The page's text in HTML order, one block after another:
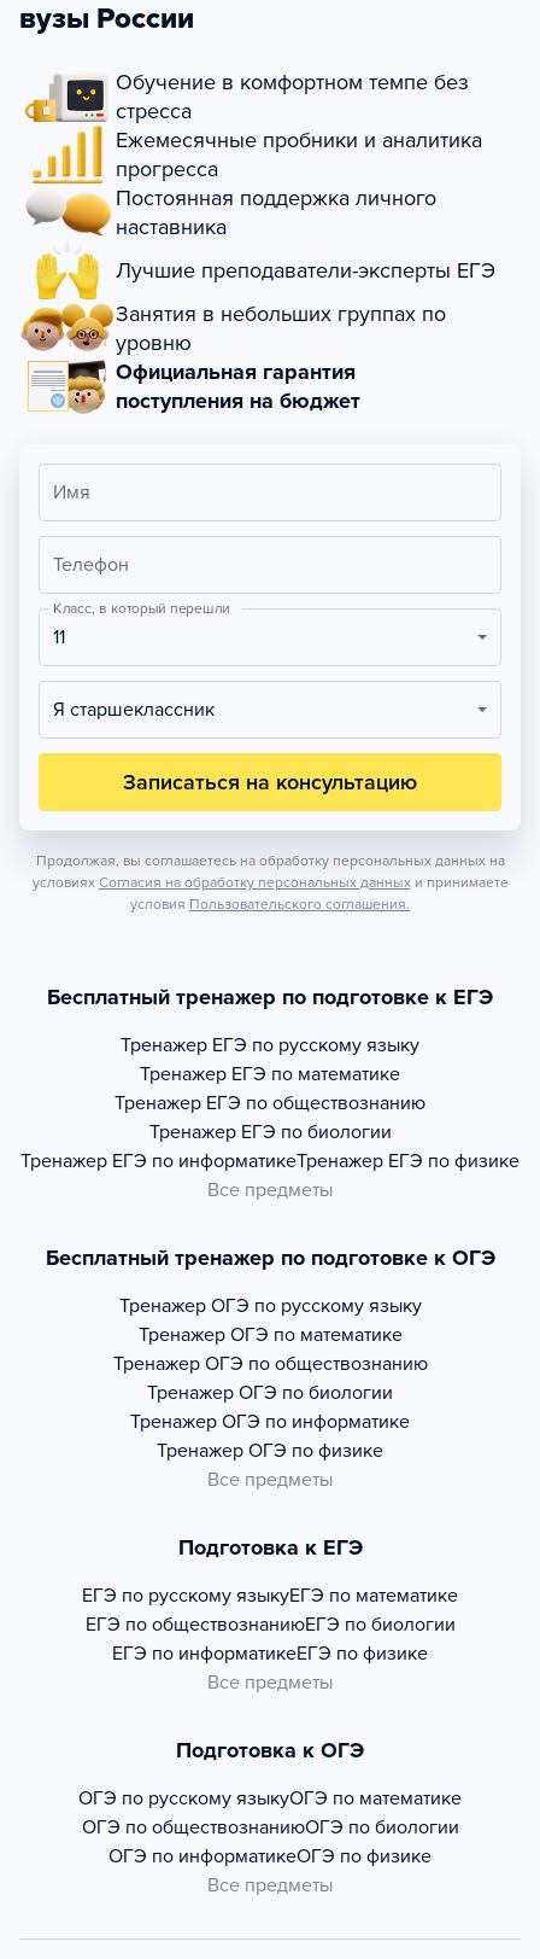
вузы России
Обучение в комфортном темпе без
стресса
Ежемесячные пробники и аналитика
прогресса
Постоянная поддержка личного
наставника
Лучшие преподаватели-эксперты ЕГЭ
Занятия в небольших группах по
уровню
Официальная гарантия
поступления на бюджет
Имя
Телефон
Класс, в который перешли
11
Я старшеклассник
Записаться на консультацию
Продолжая, вы соглашаетесь на обработку персональных данных на
условиях Согласия на обработку персональных данных и принимаете
условия Пользовательского соглашения.
Бесплатный тренажер по подготовке к ЕГЭ
Тренажер ЕГЭ по русскому языку
Тренажер ЕГЭ по математике
Тренажер ЕГЭ по обществознанию
Тренажер ЕГЭ по биологии
Тренажер ЕГЭ по информатикеТренажер ЕГЭ по физике
Все предметы
Бесплатный тренажер по подготовке к ОГЭ
Тренажер ОГЭ по русскому языку
Тренажер ОГЭ по математике
Тренажер ОГЭ по обществознанию
Тренажер ОГЭ по биологии
Тренажер ОГЭ по информатике
Тренажер ОГЭ по физике
Все предметы
Подготовка к ЕГЭ
ЕГЭ по русскому языкуЕГЭ по математике
ЕГЭ по обществознаниюЕГЭ по биологии
ЕГЭ по информатикеЕГЭ по физике
Все предметы
Подготовка к ОГЭ
ОГЭ по русскому языкуОГЭ по математике
ОГЭ по обществознаниюОГЭ по биологии
ОГЭ по информатикеОГЭ по физике
Все предметы